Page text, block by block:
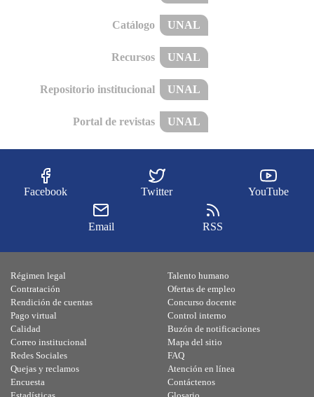
Catálogo UNAL
Recursos UNAL
Repositorio institucional UNAL
Portal de revistas UNAL
Facebook Twitter YouTube
Email RSS
Régimen legal
Contratación
Rendición de cuentas
Pago virtual
Calidad
Talento humano
Ofertas de empleo
Concurso docente
Control interno
Buzón de notificaciones
Correo institucional
Redes Sociales
Quejas y reclamos
Encuesta
Mapa del sitio
FAQ
Atención en línea
Contáctenos